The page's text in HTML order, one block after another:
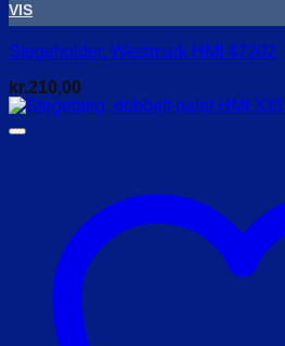
VIS
Stegeholder, Westmark HMI 47202
kr.210,00